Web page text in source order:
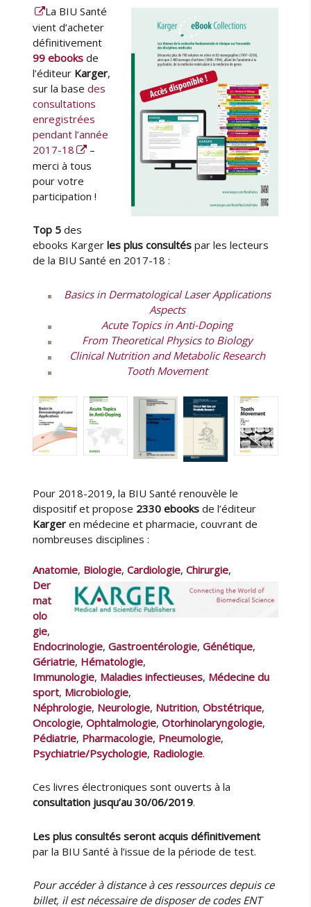
o
g
e
c
i
n
b
l
é
l
e
La BIU Santé
vient d’acheter
définitivement
99 ebooks de
l’éditeur Karger,
sur la basedes
consultations
enregistrées
pendant l’année
2017-18
–
merci à tous
pour votre
participation !
Top 5 des
ebooks Kargerles plus consultés par les lecteurs
de la BIU Santé en 2017-18 :
Basics in Dermatological Laser Applications
Aspects
Acute Topics in Anti-Doping
From Theoretical Physics to Biology
Clinical Nutrition and Metabolic Research
Tooth Movement
Pour 2018-2019, la BIU Santé renouvèle le
dispositif et propose 2330 ebooks de l’éditeur
Kargeren médecine et pharmacie, couvrant de
nombreuses disciplines :
Anatomie, Biologie,Cardiologie,Chirurgie,
Der
mat
olo
gie,
Endocrinologie,Gastroentérologie,Génétique,
Gériatrie, Hématologie,
Immunologie, Maladies infectieuses, Médecine du
sport, Microbiologie,
Néphrologie, Neurologie, Nutrition,Obstétrique,
Oncologie,Ophtalmologie,Otorhinolaryngologie,
Pédiatrie, Pharmacologie, Pneumologie,
Psychiatrie/Psychologie, Radiologie.
Ces livres électroniques sont ouverts à la
consultation jusqu’au 30/06/2019.
Les plus consultés seront acquis définitivement
par la BIU Santé à l’issue de la période de test.
Pour accéder à distance à ces ressources depuis ce
billet, il est nécessaire de disposer de codes ENT